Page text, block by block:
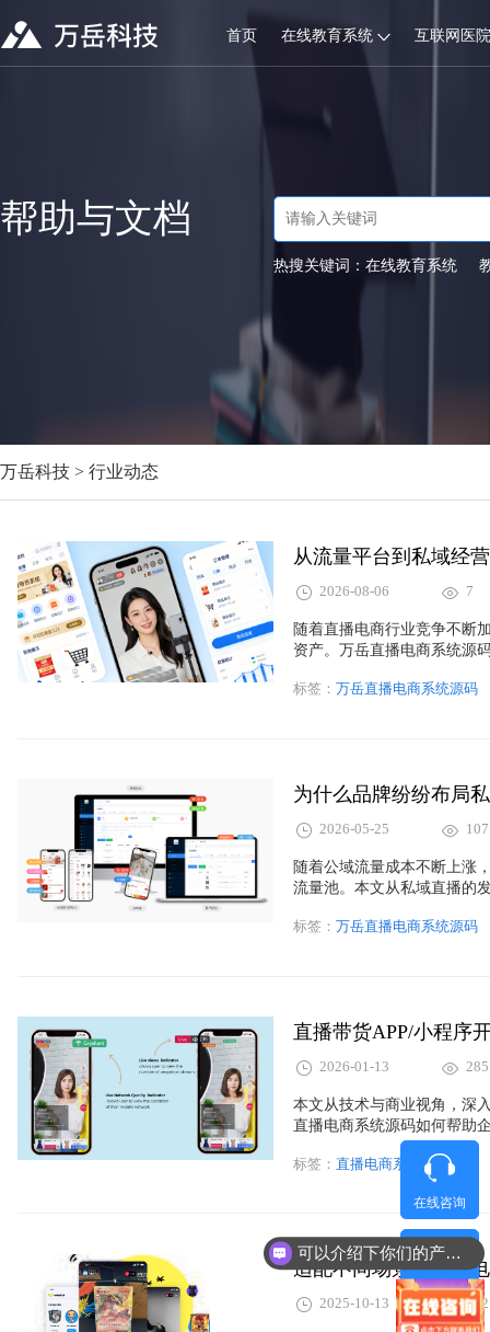
首页 在线教育系统 互联网医
帮助与文档
热搜关键词： 在线教育系统
万岳科技 > 行业动态
2026-08-06 7
随着直播电商行业竞争不断
资产。万岳直播电商系统源
运营的转变，推动企业构建
标签： 万岳直播电商系统源码
2026-05-25 107
随着公域流量成本不断上涨
流量池。本文从私域直播的
运营、营销裂变、商城管理
标签： 万岳直播电商系统源码
直播带货APP/小程序
2026-01-13 285
本文从技术与商业视角，深
直播电商系统源码如何帮助
播系统架构、功能模块、源
道的企业提供高效落地方案
标签： 直播电商系统源码
2025-10-13 342
在线咨询
微信咨询
可以介绍下你们的产品么？